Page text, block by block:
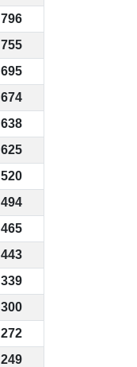
796
755
695
674
638
625
520
494
465
443
339
300
272
249